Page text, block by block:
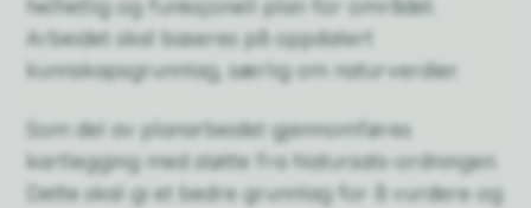
helhetlig og funksjonell plan for området.
Arbeidet skal baseres på oppdatert
kunnskapsgrunnlag, særlig om naturverdier.
Som del av planarbeidet gjennomføres
kartlegging med støtte fra Natursats-ordningen.
Dette skal gi et bedre grunnlag for å vurdere og